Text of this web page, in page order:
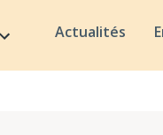
Actualités